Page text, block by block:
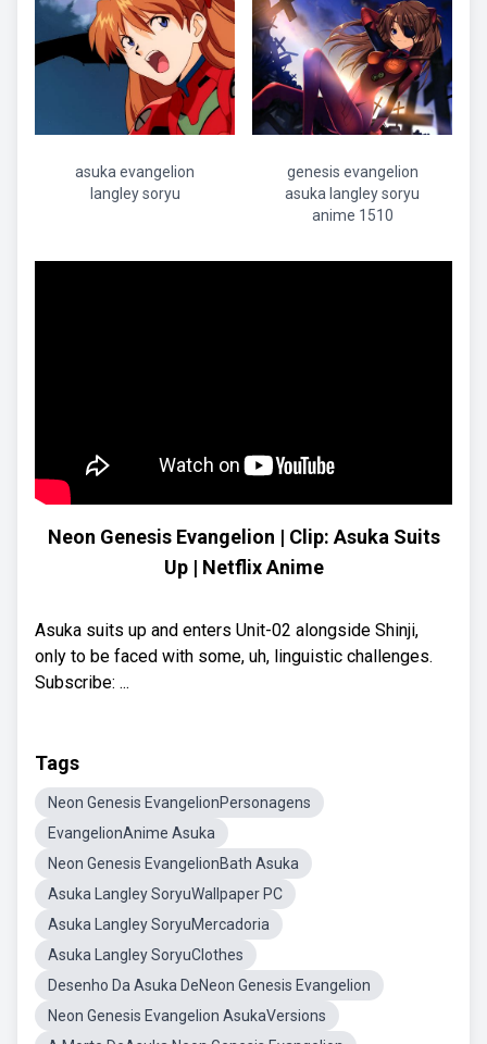
asuka evangelion
langley soryu
genesis evangelion
asuka langley soryu
anime 1510
Neon Genesis Evangelion | Clip: Asuka Suits
Up | Netflix Anime
Asuka suits up and enters Unit-02 alongside Shinji,
only to be faced with some, uh, linguistic challenges.
Subscribe: ...
Tags
Neon Genesis EvangelionPersonagens
EvangelionAnime Asuka
Neon Genesis EvangelionBath Asuka
Asuka Langley SoryuWallpaper PC
Asuka Langley SoryuMercadoria
Asuka Langley SoryuClothes
Desenho Da Asuka DeNeon Genesis Evangelion
Neon Genesis Evangelion AsukaVersions